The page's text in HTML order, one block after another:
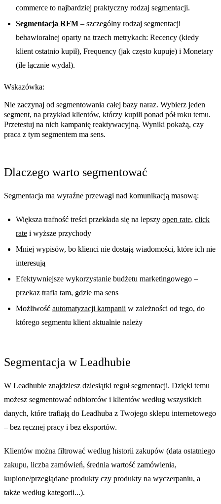
commerce to najbardziej praktyczny rodzaj segmentacji.
Segmentacja RFM – szczególny rodzaj segmentacji
behawioralnej oparty na trzech metrykach: Recency (kiedy
klient ostatnio kupił), Frequency (jak często kupuje) i Monetary
(ile łącznie wydał).
Wskazówka:
Nie zaczynaj od segmentowania całej bazy naraz. Wybierz jeden
segment, na przykład klientów, którzy kupili ponad pół roku temu.
Przetestuj na nich kampanię reaktywacyjną. Wyniki pokażą, czy
praca z tym segmentem ma sens.
Dlaczego warto segmentować
Segmentacja ma wyraźne przewagi nad komunikacją masową:
Większa trafność treści przekłada się na lepszy open rate, click
rate i wyższe przychody
Mniej wypisów, bo klienci nie dostają wiadomości, które ich nie
interesują
Efektywniejsze wykorzystanie budżetu marketingowego –
przekaz trafia tam, gdzie ma sens
Możliwość automatyzacji kampanii w zależności od tego, do
którego segmentu klient aktualnie należy
Segmentacja w Leadhubie
W Leadhubie znajdziesz dziesiątki reguł segmentacji. Dzięki temu
możesz segmentować odbiorców i klientów według wszystkich
danych, które trafiają do Leadhuba z Twojego sklepu internetowego
– bez ręcznej pracy i bez eksportów.
Klientów można filtrować według historii zakupów (data ostatniego
zakupu, liczba zamówień, średnia wartość zamówienia,
kupione/przeglądane produkty czy produkty na wyczerpaniu, a
także według kategorii...).